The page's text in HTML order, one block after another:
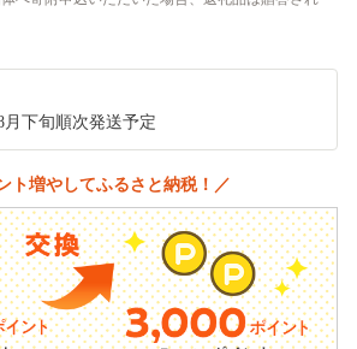
月下旬順次発送予定
ト増やしてふるさと納税！／